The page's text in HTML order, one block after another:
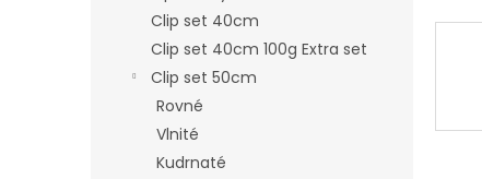
Clip set 40cm
Clip set 40cm 100g Extra set
Clip set 50cm
Rovné
Vlnité
Kudrnaté